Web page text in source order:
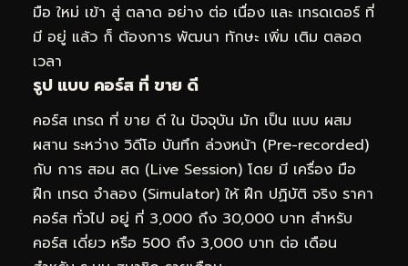
มือ ใหม่ เข้า สู่ ตลาด อย่าง ต่อ เนื่อง และ เทรดเดอร์ ที่
มี อยู่ แล้ว ก็ ต้องการ พัฒนา ทักษะ เพิ่ม เติม ตลอด
เวลา
รูป แบบ คอร์ส ที่ ขาย ดี
คอร์ส เทรด ที่ ขาย ดี ใน ปัจจุบัน มัก เป็น แบบ ผสม
ผสาน ระหว่าง วิดีโอ บันทึก ล่วงหน้า (Pre-recorded)
กับ การ สอน สด (Live Session) โดย มี เครื่อง มือ
ฝึก เทรด จำลอง (Simulator) ให้ ฝึก ปฏิบัติ จริง ราคา
คอร์ส ทั่วไป อยู่ ที่ 3,000 ถึง 30,000 บาท สำหรับ
คอร์ส เดี่ยว หรือ 500 ถึง 3,000 บาท ต่อ เดือน